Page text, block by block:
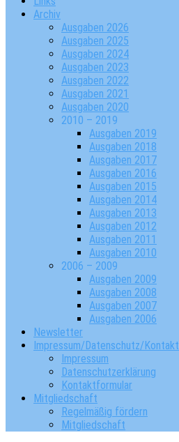
Archiv
Ausgaben 2026
Ausgaben 2025
Ausgaben 2024
Ausgaben 2023
Ausgaben 2022
Ausgaben 2021
Ausgaben 2020
2010 – 2019
Ausgaben 2019
Ausgaben 2018
Ausgaben 2017
Ausgaben 2016
Ausgaben 2015
Ausgaben 2014
Ausgaben 2013
Ausgaben 2012
Ausgaben 2011
Ausgaben 2010
2006 – 2009
Ausgaben 2009
Ausgaben 2008
Ausgaben 2007
Ausgaben 2006
Newsletter
Impressum/Datenschutz/Kontakt
Impressum
Datenschutzerklärung
Kontaktformular
Mitgliedschaft
Regelmäßig fördern
Mitgliedschaft